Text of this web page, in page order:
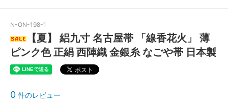
N-ON-198-1
【夏】 絽九寸 名古屋帯 「線香花火」 薄
ピンク色 正絹 西陣織 金銀糸 なごや帯 日本製
0 件のレビュー